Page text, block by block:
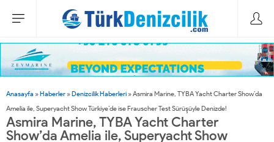
Sirena 48, ABD’li yat tutkunlarıyla buluşacak
Anasayfa »Haberler »Denizcilik Haberleri »Asmira Marine, TYBA Yacht Charter Show’da
Amelia ile, Superyacht Show Türkiye’de ise Frauscher Test Sürüşüyle Denizde!
Asmira Marine, TYBA Yacht Charter
Show’da Amelia ile, Superyacht Show